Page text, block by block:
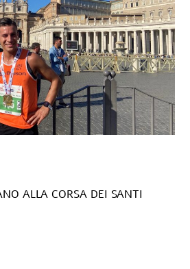
ALLA CORSA DEI SANTI